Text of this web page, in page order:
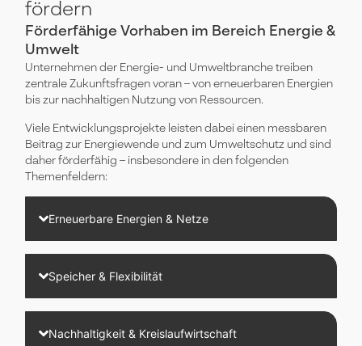
fördern
Förderfähige Vorhaben im Bereich Energie &
Umwelt
Unternehmen der Energie- und Umweltbranche treiben
zentrale Zukunftsfragen voran – von erneuerbaren Energien
bis zur nachhaltigen Nutzung von Ressourcen.
Viele Entwicklungsprojekte leisten dabei einen messbaren
Beitrag zur Energiewende und zum Umweltschutz und sind
daher förderfähig – insbesondere in den folgenden
Themenfeldern:
Erneuerbare Energien & Netze
Speicher & Flexibilität
Nachhaltigkeit & Kreislaufwirtschaft